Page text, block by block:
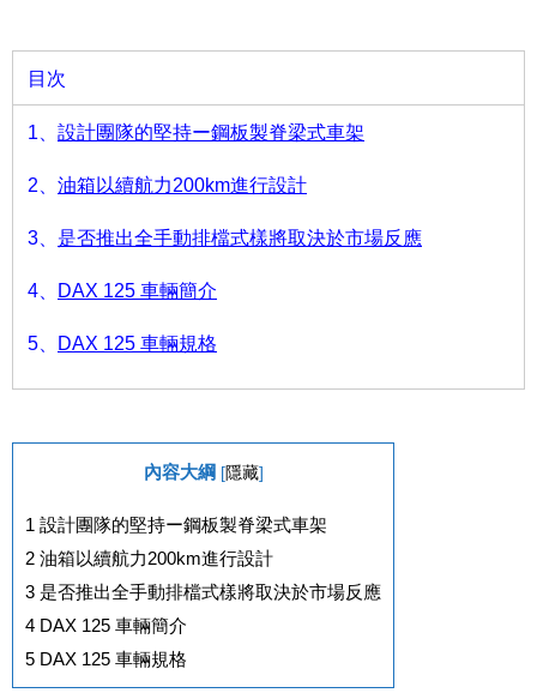
目次
1、 設計團隊的堅持ー鋼板製脊梁式車架
2、 油箱以續航力200km進行設計
3、 是否推出全手動排檔式樣將取決於市場反應
4、 DAX 125 車輛簡介
5、 DAX 125 車輛規格
內容大綱 [隱藏]
1 設計團隊的堅持ー鋼板製脊梁式車架
2 油箱以續航力200km進行設計
3 是否推出全手動排檔式樣將取決於市場反應
4 DAX 125 車輛簡介
5 DAX 125 車輛規格